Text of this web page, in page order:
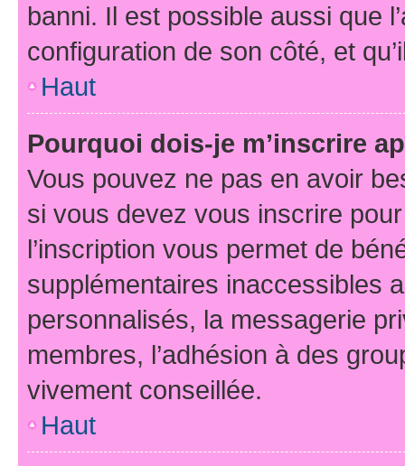
banni. Il est possible aussi que
configuration de son côté, et
Haut
Pourquoi dois-je m’inscrire
Vous pouvez ne pas en avoir
si vous devez vous inscrire
l’inscription vous permet de
supplémentaires inaccessibles
personnalisés, la messagerie
membres, l’adhésion à des
vivement conseillée.
Haut